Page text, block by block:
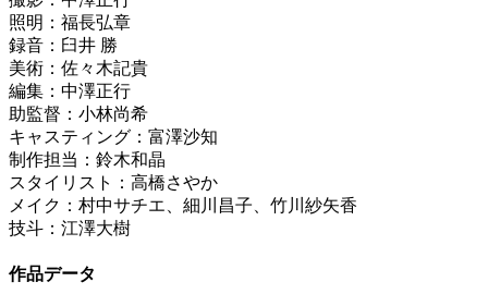
照明：福長弘章
録音：臼井 勝
美術：佐々木記貴
編集：中澤正行
助監督：小林尚希
キャスティング：富澤沙知
制作担当：鈴木和晶
スタイリスト：高橋さやか
メイク：村中サチエ、細川昌子、竹川紗矢香
技斗：江澤大樹
作品データ